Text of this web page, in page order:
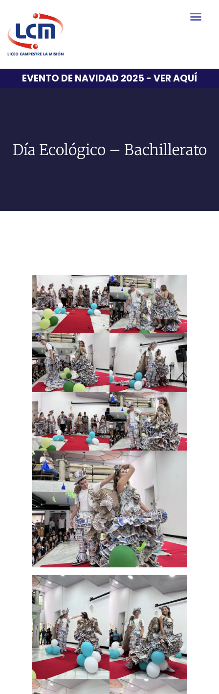
EVENTO DE NAVIDAD 2025 - VER AQUÍ
Día Ecológico – Bachillerato